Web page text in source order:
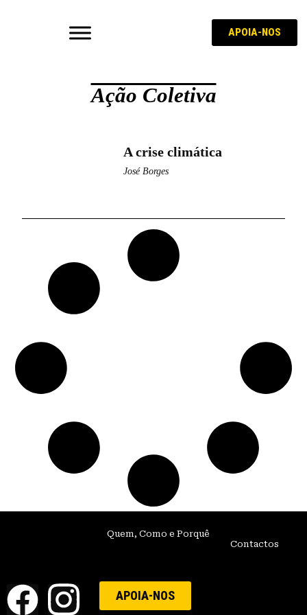
APOIA-NOS
Ação Coletiva
A crise climática
José Borges
Quem, Como e Porquê
Contactos
APOIA-NOS